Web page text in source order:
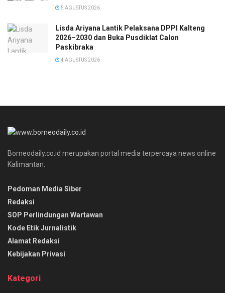
5 AGUSTUS 2026
Lisda Ariyana Lantik Pelaksana DPPI Kalteng
2026–2030 dan Buka Pusdiklat Calon
Paskibraka
4 AGUSTUS 2026
Borneodaily.co.id merupakan portal media terpercaya news online
Kalimantan.
Pedoman Media Siber
Redaksi
SOP Perlindungan Wartawan
Kode Etik Jurnalistik
Alamat Redaksi
Kebijakan Privasi
Kategori